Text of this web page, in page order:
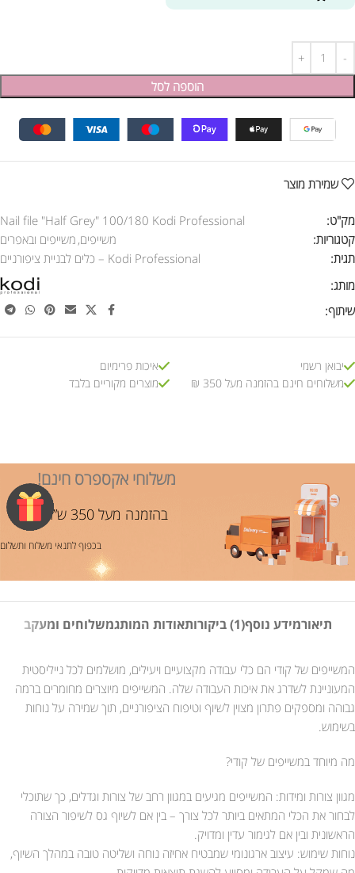
הוספה לסל
שמירת מוצר
מק"ט:
Nail file "Half Grey" 100/180 Kodi Professional
קטגוריות:
משייפים, משייפים ובאפרים
תגית:
Kodi Professional – כלים לבניית ציפורניים
מותג:
שיתוף:
יבואן רשמי
משלוחים חינם בהזמנה מעל 350 ₪
איכות פרימיום
מוצרים מקוריים בלבד
משלוחי אקספרס חינם!
בהזמנה מעל 350 ש”ח
בכפוף לתנאי משלוח ותשלום
תיאורמידע נוסף(1) ביקורות אודות המותגמשלוחים ומעקב
המשייפים של קודי הם כלי עבודה מקצועיים ויעילים, מושלמים לכל נייליסטית
המעוניינת לשדרג את איכות העבודה שלה. המשייפים מיוצרים מחומרים ברמה
גבוהה ומספקים פתרון מצוין לשיוף וטיפוח הציפורניים, תוך שמירה על נוחות
בשימוש.
מה מיוחד במשייפים של קודי?
מגוון צורות ומידות: המשייפים מגיעים במגוון רחב של צורות וגדלים, כך שתוכלי
לבחור את הכלי המתאים ביותר לכל צורך – בין אם לשיוף גס לשיפור הצורה
הראשונית ובין אם לגימור עדין ומדויק.
נוחות שימוש: עיצוב ארגונומי שמבטיח אחיזה נוחה ושליטה טובה במהלך השיוף,